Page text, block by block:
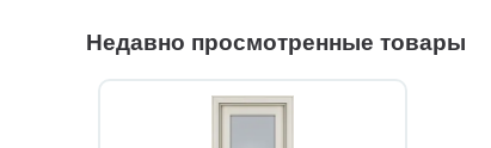
Недавно просмотренные товары